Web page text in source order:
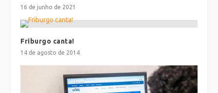
16 de junho de 2021
Friburgo canta!
14 de agosto de 2014